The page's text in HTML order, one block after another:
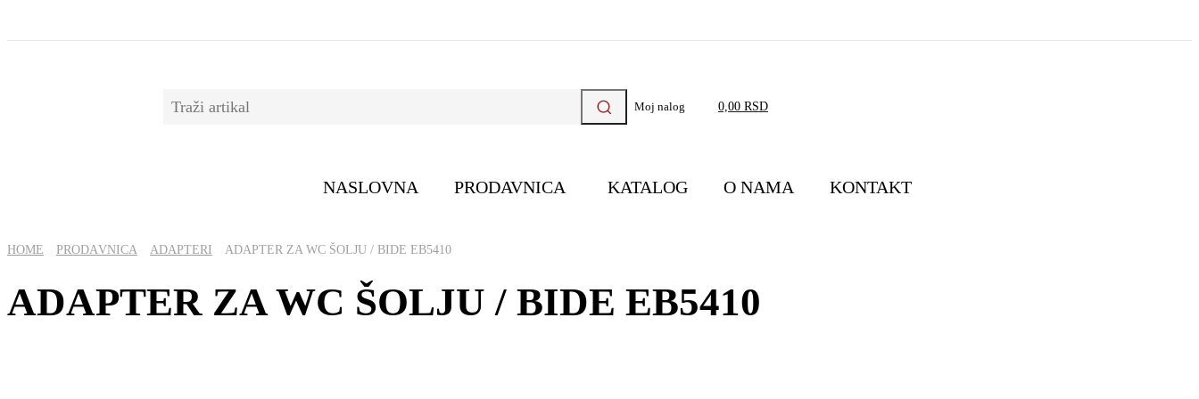
Moj nalog 0,00 RSD
NASLOVNA PRODAVNICA KATALOG O NAMA KONTAKT
HOME PRОDАVNICА ADAPTERI ADAPTER ZA WC ŠOLJU / BIDE EB5410
ADAPTER ZA WC ŠOLJU / BIDE EB5410